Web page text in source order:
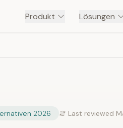
Produkt Lösungen
2026 Last reviewed